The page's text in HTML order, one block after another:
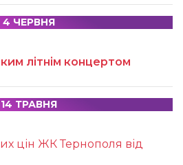
4 ЧЕРВНЯ
літнім концертом
14 ТРАВНЯ
цін ЖК Тернополя від